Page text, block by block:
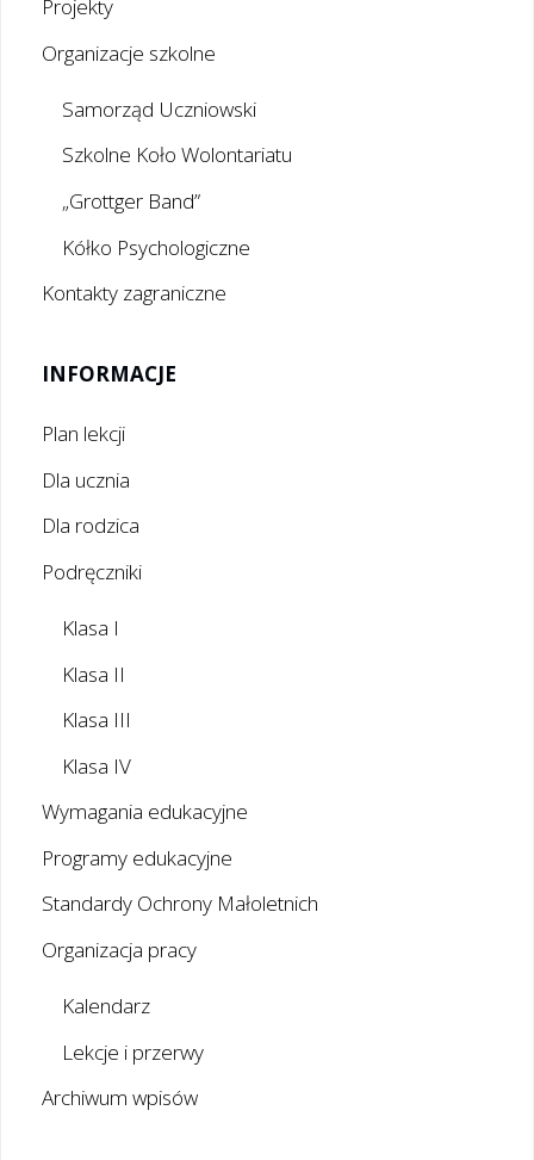
Projekty
Organizacje szkolne
Samorząd Uczniowski
Szkolne Koło Wolontariatu
„Grottger Band”
Kółko Psychologiczne
Kontakty zagraniczne
INFORMACJE
Plan lekcji
Dla ucznia
Dla rodzica
Podręczniki
Klasa I
Klasa II
Klasa III
Klasa IV
Wymagania edukacyjne
Programy edukacyjne
Standardy Ochrony Małoletnich
Organizacja pracy
Kalendarz
Lekcje i przerwy
Archiwum wpisów